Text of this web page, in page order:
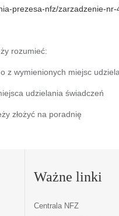
prezesa-nfz/zarzadzenie-
rozumieć:
z wymienionych miejsc
udzielania świadczeń
złożyć na poradnię
Ważne linki
Centrala NFZ